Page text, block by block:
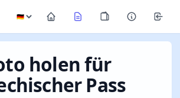
holen für
Pass